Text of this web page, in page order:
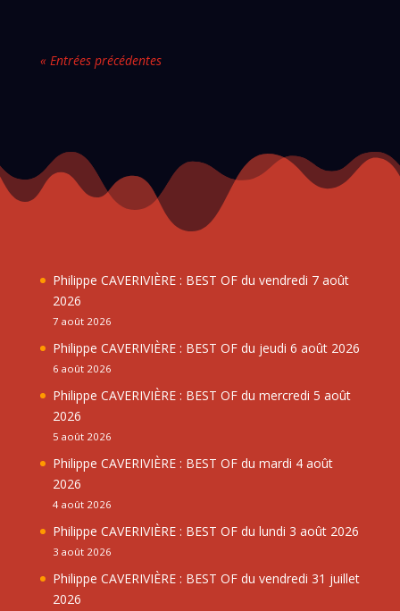
« Entrées précédentes
Philippe CAVERIVIÈRE : BEST OF du vendredi 7 août
2026
7 août 2026
Philippe CAVERIVIÈRE : BEST OF du jeudi 6 août 2026
6 août 2026
Philippe CAVERIVIÈRE : BEST OF du mercredi 5 août
2026
5 août 2026
Philippe CAVERIVIÈRE : BEST OF du mardi 4 août
2026
4 août 2026
Philippe CAVERIVIÈRE : BEST OF du lundi 3 août 2026
3 août 2026
Philippe CAVERIVIÈRE : BEST OF du vendredi 31 juillet
2026